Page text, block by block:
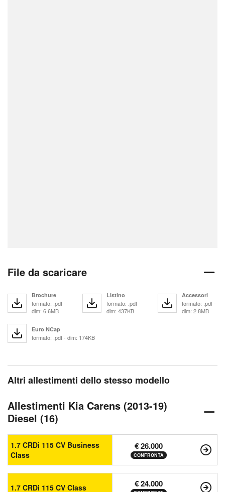
File da scaricare
Brochure
formato: .pdf -
dim: 6.6MB
Listino
formato: .pdf -
dim: 437KB
Accessori
formato: .pdf -
dim: 2.8MB
Euro NCap
formato: .pdf - dim: 174KB
Altri allestimenti dello stesso modello
Allestimenti Kia Carens (2013-19)
Diesel (16)
1.7 CRDi 115 CV Business
Class
€ 26.000
CONFRONTA
1.7 CRDi 115 CV Class € 24.000